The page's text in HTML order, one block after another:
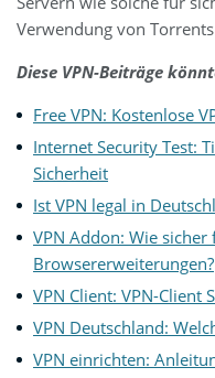
Verwendung von
Diese VPN-Beiträge
Free VPN: Kostenlose
Internet Security Test:
Sicherheit
Ist VPN legal in
VPN Addon: Wie
Browsererweiterungen?
VPN Client: VPN-Client
VPN Deutschland:
VPN einrichten: